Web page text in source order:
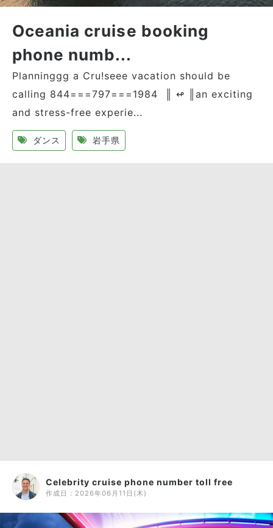
Oceania cruise booking
phone numb...
Planninggg a Cru!seee vacation should be
calling 844===797===1984 ║ ↫ ║an exciting
and stress-free experie...
ダンス 岩手県
Celebrity cruise phone number toll free
作成日： 2026年06月11日(木)